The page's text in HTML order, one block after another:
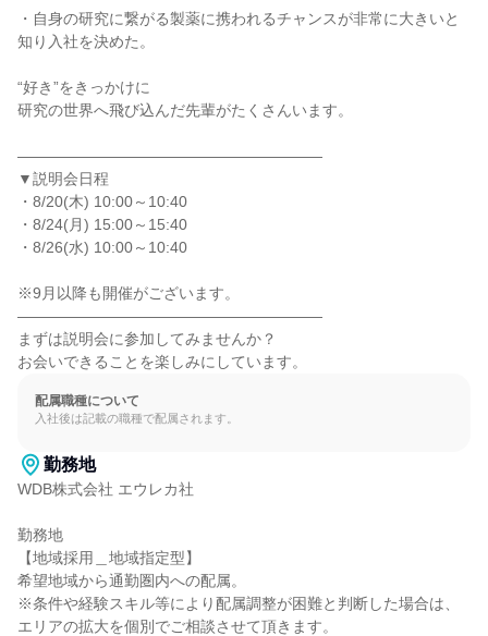
・自身の研究に繋がる製薬に携われるチャンスが非常に大きいと
知り入社を決めた。
“好き”をきっかけに
研究の世界へ飛び込んだ先輩がたくさんいます。
――――――――――――――――――――
▼説明会日程
・8/20(木) 10:00～10:40
・8/24(月) 15:00～15:40
・8/26(水) 10:00～10:40
※9月以降も開催がございます。
――――――――――――――――――――
まずは説明会に参加してみませんか？
お会いできることを楽しみにしています。
配属職種について
入社後は記載の職種で配属されます。
勤務地
WDB株式会社 エウレカ社
勤務地
【地域採用＿地域指定型】
希望地域から通勤圏内への配属。
※条件や経験スキル等により配属調整が困難と判断した場合は、
エリアの拡大を個別でご相談させて頂きます。